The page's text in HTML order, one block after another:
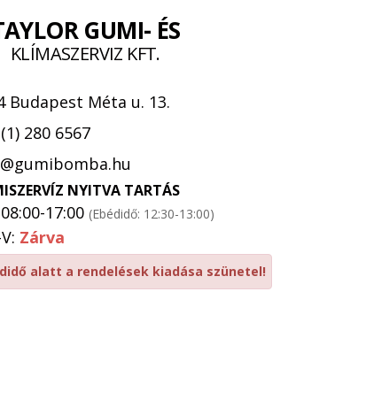
GUMI- ÉS
KLÍMASZERVIZ KFT.
Budapest Méta u. 13.
280 6567
NYITVA TARTÁS
17:00 (Ebédidő: 12:30-13:00)
Zárva
alatt a rendelések kiadása szünetel!